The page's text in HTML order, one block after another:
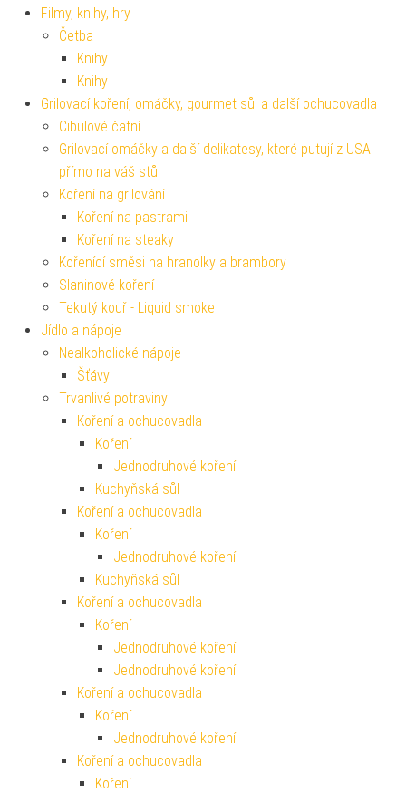
Filmy, knihy, hry
Četba
Knihy
Knihy
Grilovací koření, omáčky, gourmet sůl a další ochucovadla
Cibulové čatní
Grilovací omáčky a další delikatesy, které putují z USA
přímo na váš stůl
Koření na grilování
Koření na pastrami
Koření na steaky
Kořenící směsi na hranolky a brambory
Slaninové koření
Tekutý kouř - Liquid smoke
Jídlo a nápoje
Nealkoholické nápoje
Šťávy
Trvanlivé potraviny
Koření a ochucovadla
Koření
Jednodruhové koření
Kuchyňská sůl
Koření a ochucovadla
Koření
Jednodruhové koření
Kuchyňská sůl
Koření a ochucovadla
Koření
Jednodruhové koření
Jednodruhové koření
Koření a ochucovadla
Koření
Jednodruhové koření
Koření a ochucovadla
Koření